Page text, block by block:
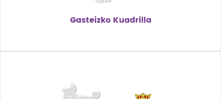
Gasteizko Kuadrilla